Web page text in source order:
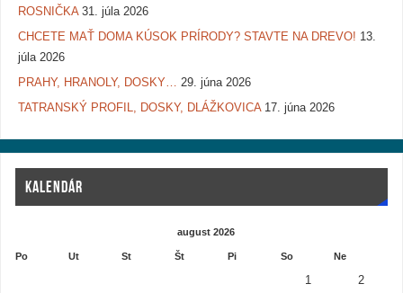
ROSNIČKA 31. júla 2026
CHCETE MAŤ DOMA KÚSOK PRÍRODY? STAVTE NA DREVO! 13.
júla 2026
PRAHY, HRANOLY, DOSKY… 29. júna 2026
TATRANSKÝ PROFIL, DOSKY, DLÁŽKOVICA 17. júna 2026
KALENDÁR
august 2026
Po Ut St Št Pi So Ne
1 2